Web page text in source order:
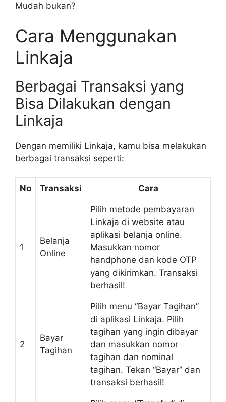
Mudah bukan?
Cara Menggunakan
Linkaja
Berbagai Transaksi yang
Bisa Dilakukan dengan
Linkaja
Dengan memiliki Linkaja, kamu bisa melakukan
berbagai transaksi seperti:
No Transaksi Cara
1
Belanja
Online
Pilih metode pembayaran
Linkaja di website atau
aplikasi belanja online.
Masukkan nomor
handphone dan kode OTP
yang dikirimkan. Transaksi
berhasil!
2
Bayar
Tagihan
Pilih menu “Bayar Tagihan”
di aplikasi Linkaja. Pilih
tagihan yang ingin dibayar
dan masukkan nomor
tagihan dan nominal
tagihan. Tekan “Bayar” dan
transaksi berhasil!